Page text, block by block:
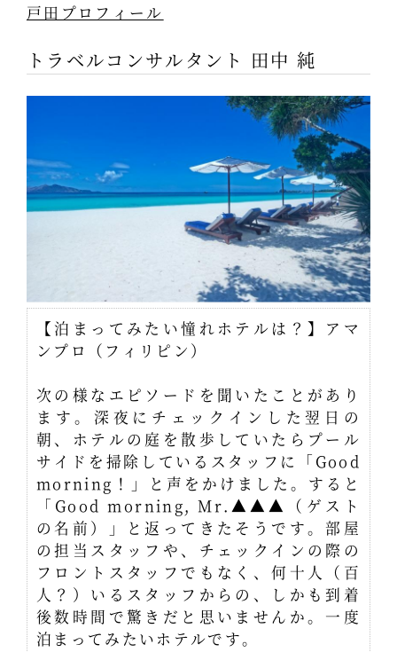
戸田プロフィール
トラベルコンサルタント 田中 純
【泊まってみたい憧れホテルは？】アマ
ンプロ（フィリピン）
次の様なエピソードを聞いたことがあり
ます。深夜にチェックインした翌日の
朝、ホテルの庭を散歩していたらプール
サイドを掃除しているスタッフに「Good
morning！」と声をかけました。すると
「Good morning, Mr.▲▲▲（ゲスト
の名前）」と返ってきたそうです。部屋
の担当スタッフや、チェックインの際の
フロントスタッフでもなく、何十人（百
人？）いるスタッフからの、しかも到着
後数時間で驚きだと思いませんか。一度
泊まってみたいホテルです。